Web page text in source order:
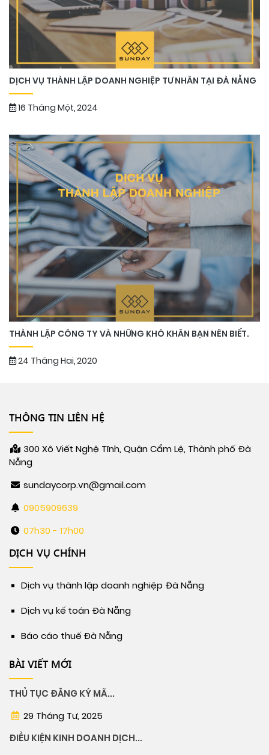
DỊCH VỤ THÀNH LẬP DOANH NGHIỆP TƯ NHÂN TẠI ĐÀ NẴNG
16 Tháng Một, 2024
THÀNH LẬP CÔNG TY VÀ NHỮNG KHÓ KHĂN BẠN NÊN BIẾT.
24 Tháng Hai, 2020
THÔNG TIN LIÊN HỆ
300 Xô Viết Nghệ Tĩnh, Quận Cẩm Lệ, Thành phố Đà
Nẵng
sundaycorp.vn@gmail.com
0905909639
07h30 - 17h00
DỊCH VỤ CHÍNH
Dịch vụ thành lập doanh nghiệp Đà Nẵng
Dịch vụ kế toán Đà Nẵng
Báo cáo thuế Đà Nẵng
BÀI VIẾT MỚI
THỦ TỤC ĐĂNG KÝ MÃ...
29 Tháng Tư, 2025
ĐIỀU KIỆN KINH DOANH DỊCH...